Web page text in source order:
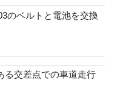
のベルトと電池を交換
る交差点での車道走行